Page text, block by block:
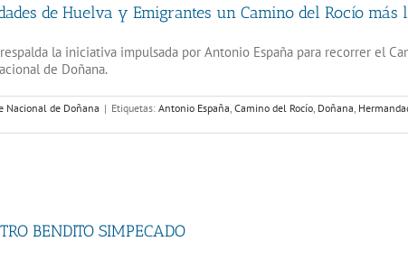
de Huelva y Emigrantes un Camino del Rocío
la iniciativa impulsada por Antonio España para recorrer el
de Doñana.
Nacional de Doñana | Etiquetas: Antonio España Camino del Rocío Doñana
BENDITO SIMPECADO